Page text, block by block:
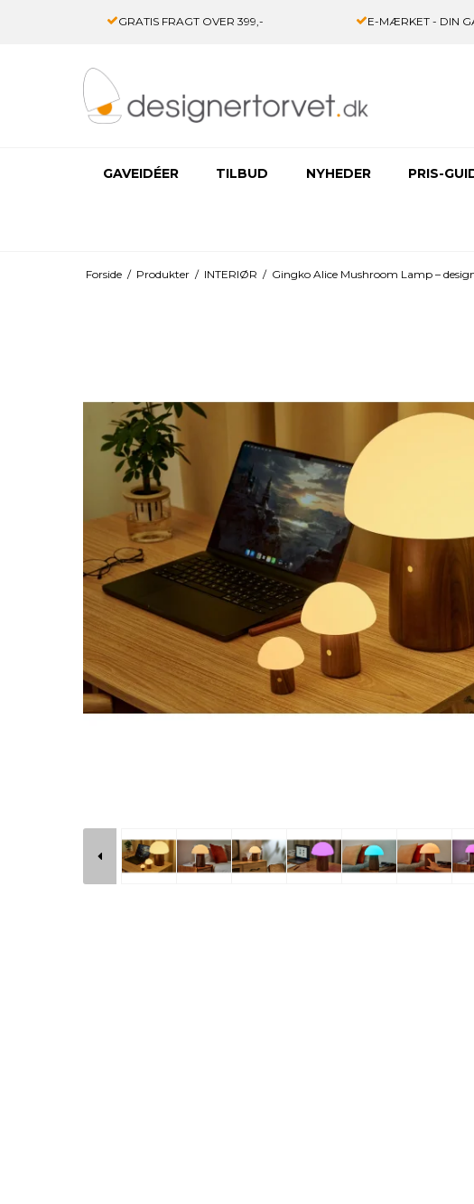
GRATIS FRAGT OVER 399,- E-MÆRKET - DIN
GAVEIDÉER TILBUD NYHEDER PRIS-
Forside / Produkter / INTERIØR / Gingko Alice Mushroom Lamp –